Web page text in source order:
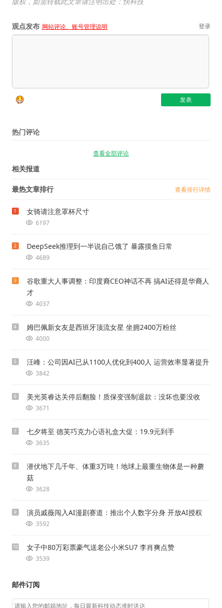
观点发布 网站评论、账号管理说明 登录
热门评论
查看全部评论
相关报道
最热文章排行 查看排行详情
1 女骑请注意罩杯尺寸
6197
2 DeepSeek推理到一半说自己饿了 暴露摸鱼日常
4689
3
谷歌重大人事调整：印度裔CEO神话不再 搞AI还得是华裔人
才
4037
4 姆巴佩新女友是西班牙顶流女星 坐拥2400万粉丝
4000
5 汪峰：公司因AI已从1100人优化到400人 运营效率显著提升
3842
6 美光英睿达关停后翻脸！质保变强制退款：没坏也要没收
3671
7 七夕将至 德芙巧克力心语礼盒大促：19.9元到手
3635
8
潜伏地下几千年、体重3万吨！地球上最重生物体是一种蘑
菇
3628
9 演员戚薇闯入AI漫剧赛道：推出个人数字分身 开放AI授权
3592
10 女子中80万彩票豪气送老公小米SU7 李肖爽点赞
3539
邮件订阅